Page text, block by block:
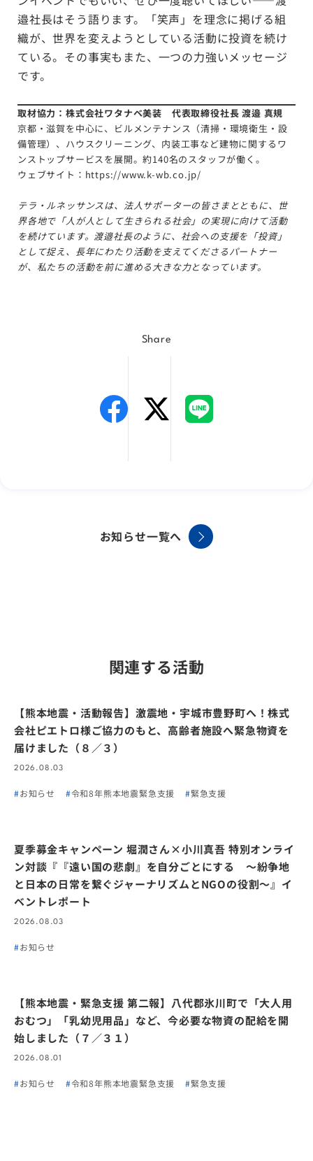
邉社長はそう語ります。「笑声」を理念に掲げる組
織が、世界を変えようとしている活動に投資を続け
ている。その事実もまた、一つの力強いメッセージ
です。
取材協力：株式会社ワタナベ美装 代表取締役社長 渡邉 真規
京都・滋賀を中心に、ビルメンテナンス（清掃・環境衛生・設
備管理）、ハウスクリーニング、内装工事など建物に関するワ
ンストップサービスを展開。約140名のスタッフが働く。
ウェブサイト： https://www.k-wb.co.jp/
テラ・ルネッサンスは、法人サポーターの皆さまとともに、世
界各地で「人が人として生きられる社会」の実現に向けて活動
を続けています。渡邉社長のように、社会への支援を「投資」
として捉え、長年にわたり活動を支えてくださるパートナー
が、私たちの活動を前に進める大きな力となっています。
Share
お知らせ一覧へ
関連する活動
【熊本地震・活動報告】激震地・宇城市豊野町へ！株式
会社ピエトロ様ご協力のもと、高齢者施設へ緊急物資を
届けました（８／３）
2026.08.03
お知らせ 令和8年熊本地震緊急支援 緊急支援
夏季募金キャンペーン 堀潤さん×小川真吾 特別オンライ
ン対談『『遠い国の悲劇』を自分ごとにする 〜紛争地
と日本の日常を繋ぐジャーナリズムとNGOの役割〜』イ
ベントレポート
2026.08.03
お知らせ
【熊本地震・緊急支援 第二報】八代郡氷川町で「大人用
おむつ」「乳幼児用品」など、今必要な物資の配給を開
始しました（７／３１）
2026.08.01
お知らせ 令和8年熊本地震緊急支援 緊急支援